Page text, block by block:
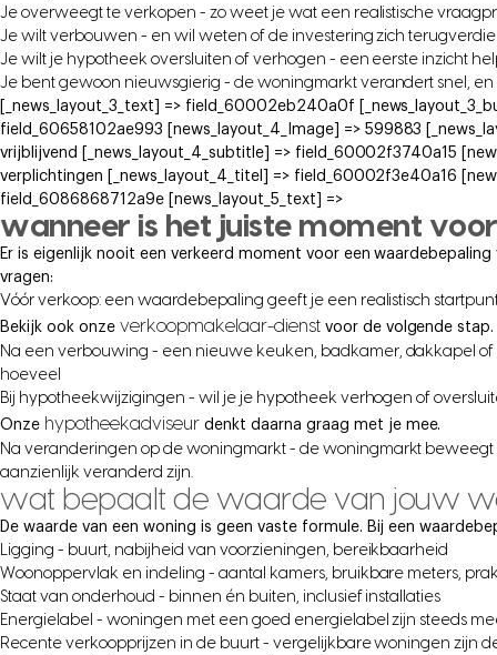
Je overweegt te verkopen - zo weet je wat een realistische
Je wilt verbouwen - en wil weten of de investering zich
Je wilt je hypotheek oversluiten of verhogen - een eerste inzicht
Je bent gewoon nieuwsgierig - de woningmarkt verandert snel,
[_news_layout_3_text] => field_60002eb240a0f
field_60658102ae993 [news_layout_4_Image] => 599883
vrijblijvend [_news_layout_4_subtitle] => field_60002f3740a15
verplichtingen [_news_layout_4_titel] => field_60002f3e40a16
field_6086868712a9e [news_layout_5_text] =>
wanneer is het juiste moment
Er is eigenlijk nooit een verkeerd moment voor een
vragen:
Vóór verkoop: een waardebepaling geeft je een realistisch
Bekijk ook onze verkoopmakelaar-dienstvoor de volgende stap.
Na een verbouwing - een nieuwe keuken, badkamer, dakkapel
hoeveel
Bij hypotheekwijzigingen - wil je je hypotheek verhogen of
Onze hypotheekadviseurdenkt daarna graag met je mee.
Na veranderingen op de woningmarkt - de woningmarkt
aanzienlijk veranderd zijn.
wat bepaalt de waarde van jouw
De waarde van een woning is geen vaste formule. Bij een
Ligging - buurt, nabijheid van voorzieningen, bereikbaarheid
Woonoppervlak en indeling - aantal kamers, bruikbare meters,
Staat van onderhoud - binnen én buiten, inclusief installaties
Energielabel - woningen met een goed energielabel zijn steeds
Recente verkoopprijzen in de buurt - vergelijkbare woningen zijn